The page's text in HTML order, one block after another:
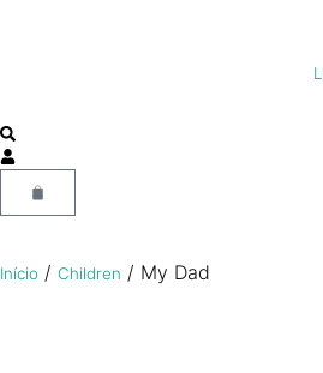
Início / Children / My Dad